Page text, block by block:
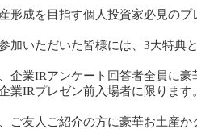
形成を目指す個人投資家必見のプ
加いただいた皆様には、3大特典
企業IRアンケート回答者全員に
企業IRプレゼン前入場者に限りま
ご友人ご紹介の方に豪華お土産か